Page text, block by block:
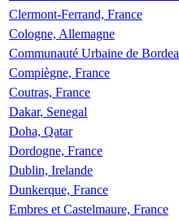
Clermont-Ferrand, France
Cologne, Allemagne
Communauté Urbaine de
Compiègne, France
Coutras, France
Dakar, Senegal
Doha, Qatar
Dordogne, France
Dublin, Irelande
Dunkerque, France
Embres et Castelmaure, France